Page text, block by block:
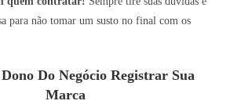
para não tomar um susto no final com os
Do Negócio Registrar Sua
Marca